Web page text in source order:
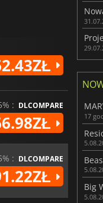
: DLCOMPARE
: DLCOMPARE
17